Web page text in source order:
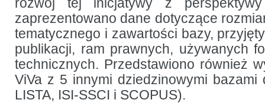
rozwój tej inicjatywy z
zaprezentowano dane dotyczące
tematycznego i zawartości bazy,
publikacji, ram prawnych, używanych
technicznych. Przedstawiono również
ViVa z 5 innymi dziedzinowymi bazami
LISTA, ISI-SSCI i SCOPUS).